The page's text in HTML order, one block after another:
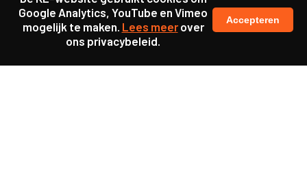
Google Analytics, YouTube en Vimeo
mogelijk te maken. Lees meerover
ons privacybeleid.
Accepteren